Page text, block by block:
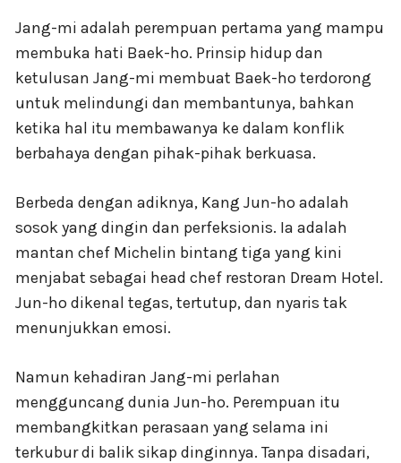
Jang-mi adalah perempuan pertama yang mampu
membuka hati Baek-ho. Prinsip hidup dan
ketulusan Jang-mi membuat Baek-ho terdorong
untuk melindungi dan membantunya, bahkan
ketika hal itu membawanya ke dalam konflik
berbahaya dengan pihak-pihak berkuasa.
Berbeda dengan adiknya, Kang Jun-ho adalah
sosok yang dingin dan perfeksionis. Ia adalah
mantan chef Michelin bintang tiga yang kini
menjabat sebagai head chef restoran Dream Hotel.
Jun-ho dikenal tegas, tertutup, dan nyaris tak
menunjukkan emosi.
Namun kehadiran Jang-mi perlahan
mengguncang dunia Jun-ho. Perempuan itu
membangkitkan perasaan yang selama ini
terkubur di balik sikap dinginnya. Tanpa disadari,